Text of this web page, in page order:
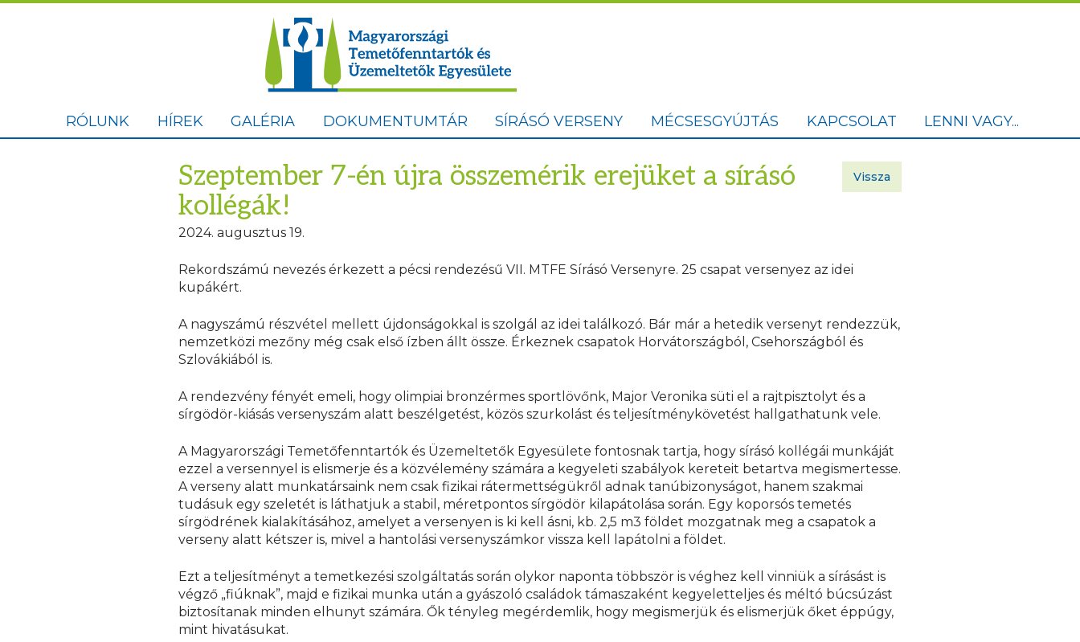
RÓLUNK HÍREK GALÉRIA DOKUMENTUMTÁR SÍRÁSÓ VERSENY MÉCSESGYÚJTÁS KAPCSOLAT LENNI VAGY...
Szeptember 7-én újra összemérik erejüket a sírásó
kollégák!
Vissza
2024. augusztus 19.
Rekordszámú nevezés érkezett a pécsi rendezésű VII. MTFE Sírásó Versenyre. 25 csapat versenyez az idei
kupákért.
A nagyszámú részvétel mellett újdonságokkal is szolgál az idei találkozó. Bár már a hetedik versenyt rendezzük,
nemzetközi mezőny még csak első ízben állt össze. Érkeznek csapatok Horvátországból, Csehországból és
Szlovákiából is.
A rendezvény fényét emeli, hogy olimpiai bronzérmes sportlövőnk, Major Veronika süti el a rajtpisztolyt és a
sírgödör-kiásás versenyszám alatt beszélgetést, közös szurkolást és teljesítménykövetést hallgathatunk vele.
A Magyarországi Temetőfenntartók és Üzemeltetők Egyesülete fontosnak tartja, hogy sírásó kollégái munkáját
ezzel a versennyel is elismerje és a közvélemény számára a kegyeleti szabályok kereteit betartva megismertesse.
A verseny alatt munkatársaink nem csak fizikai rátermettségükről adnak tanúbizonyságot, hanem szakmai
tudásuk egy szeletét is láthatjuk a stabil, méretpontos sírgödör kilapátolása során. Egy koporsós temetés
sírgödrének kialakításához, amelyet a versenyen is ki kell ásni, kb. 2,5 m3 földet mozgatnak meg a csapatok a
verseny alatt kétszer is, mivel a hantolási versenyszámkor vissza kell lapátolni a földet.
Ezt a teljesítményt a temetkezési szolgáltatás során olykor naponta többször is véghez kell vinniük a sírásást is
végző „fiúknak”, majd e fizikai munka után a gyászoló családok támaszaként kegyeletteljes és méltó búcsúzást
biztosítanak minden elhunyt számára. Ők tényleg megérdemlik, hogy megismerjük és elismerjük őket éppúgy,
mint hivatásukat.